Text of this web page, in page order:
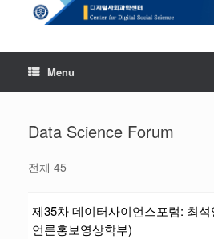
Menu
Data Science Forum
전체 45
제35차 데이터사이언스포럼: 최
언론홍보영상학부)